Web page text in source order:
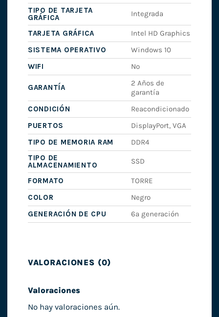
TIPO DE TARJETA
GRÁFICA
Integrada
TARJETA GRÁFICA
Intel HD Graphics
SISTEMA OPERATIVO
Windows 10
WIFI
No
GARANTÍA
2 Años de
garantía
CONDICIÓN
Reacondicionado
PUERTOS
DisplayPort, VGA
TIPO DE MEMORIA RAM
DDR4
TIPO DE
ALMACENAMIENTO
SSD
FORMATO
TORRE
COLOR
Negro
GENERACIÓN DE CPU
6ª generación
VALORACIONES (0)
Valoraciones
No hay valoraciones aún.